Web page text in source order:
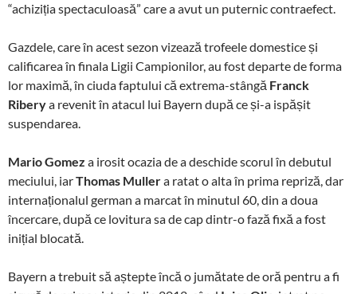
“achiziția spectaculoasă” care a avut un puternic contraefect.
Gazdele, care în acest sezon vizează trofeele domestice și
calificarea în finala Ligii Campionilor, au fost departe de forma
lor maximă, în ciuda faptului că extrema-stângă Franck
Riberya revenit în atacul lui Bayern după ce și-a ispășit
suspendarea.
Mario Gomez a irosit ocazia de a deschide scorul în debutul
meciului, iarThomas Mullera ratat o alta în prima repriză, dar
internaționalul german a marcat în minutul 60, din a doua
încercare, după ce lovitura sa de cap dintr-o fază fixă a fost
inițial blocată.
Bayern a trebuit să aștepte încă o jumătate de oră pentru a fi